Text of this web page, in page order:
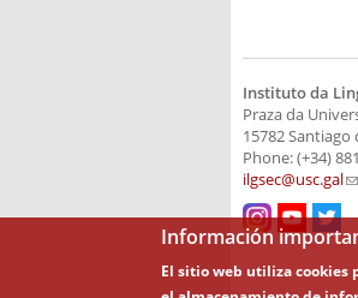
Instituto da
Praza da
15782
Phone: (+34)
ilgsec@usc.gal
Información
El sitio web utiliza cookies